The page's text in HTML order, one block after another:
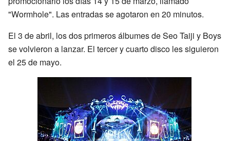
"Wormhole". Las entradas se agotaron en 20 minutos.
El 3 de abril, los dos primeros álbumes de Seo Taiji y Boys
se volvieron a lanzar. El tercer y cuarto disco les siguieron
el 25 de mayo.